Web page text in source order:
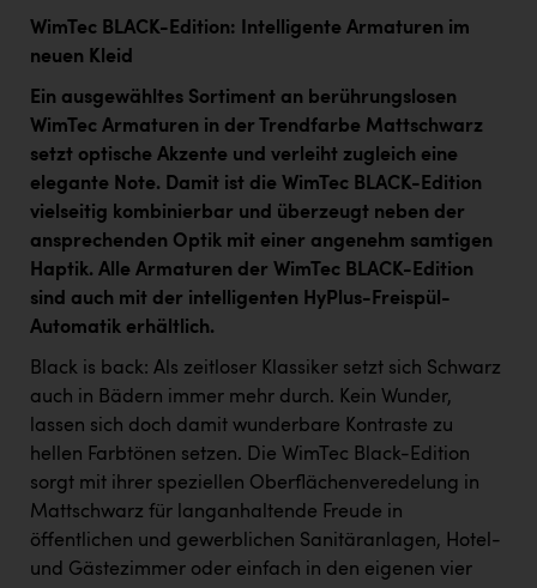
WimTec BLACK-Edition: Intelligente Armaturen im
neuen Kleid
Ein ausgewähltes Sortiment an berührungslosen
WimTec Armaturen in der Trendfarbe Mattschwarz
setzt optische Akzente und verleiht zugleich eine
elegante Note. Damit ist die WimTec BLACK-Edition
vielseitig kombinierbar und überzeugt neben der
ansprechenden Optik mit einer angenehm samtigen
Haptik. Alle Armaturen der WimTec BLACK-Edition
sind auch mit der intelligenten HyPlus-Freispül-
Automatik erhältlich.
Black is back: Als zeitloser Klassiker setzt sich Schwarz
auch in Bädern immer mehr durch. Kein Wunder,
lassen sich doch damit wunderbare Kontraste zu
hellen Farbtönen setzen. Die WimTec Black-Edition
sorgt mit ihrer speziellen Oberflächenveredelung in
Mattschwarz für langanhaltende Freude in
öffentlichen und gewerblichen Sanitäranlagen, Hotel-
und Gästezimmer oder einfach in den eigenen vier